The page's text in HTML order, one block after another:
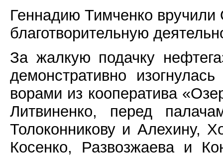
Геннадию Тимченко вручили
благотворительную
За жалкую подачку
демонстративно
ворами из кооператива
Литвиненко, перед
Толоконникову и Алехину,
Косенко, Развозжаева и